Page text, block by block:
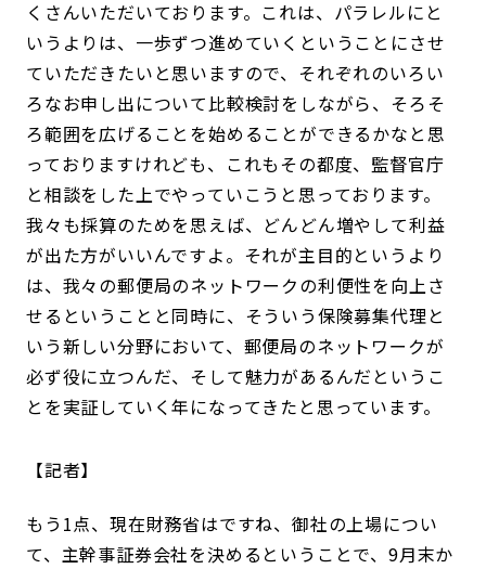
くさんいただいております。これは、パラレルにと
いうよりは、一歩ずつ進めていくということにさせ
ていただきたいと思いますので、それぞれのいろい
ろなお申し出について比較検討をしながら、そろそ
ろ範囲を広げることを始めることができるかなと思
っておりますけれども、これもその都度、監督官庁
と相談をした上でやっていこうと思っております。
我々も採算のためを思えば、どんどん増やして利益
が出た方がいいんですよ。それが主目的というより
は、我々の郵便局のネットワークの利便性を向上さ
せるということと同時に、そういう保険募集代理と
いう新しい分野において、郵便局のネットワークが
必ず役に立つんだ、そして魅力があるんだというこ
とを実証していく年になってきたと思っています。
記者
もう1点、現在財務省はですね、御社の上場につい
て、主幹事証券会社を決めるということで、9月末か